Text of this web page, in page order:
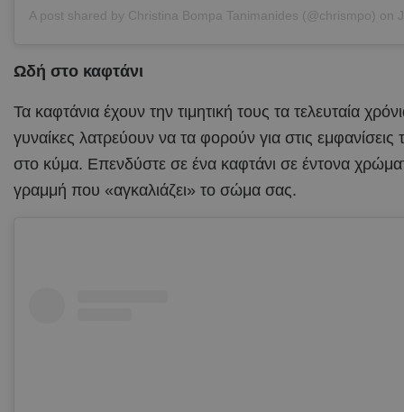
A post shared by Christina Bompa Tanimanides (@chrismpo) on
Ωδή στο καφτάνι
Τα καφτάνια έχουν την τιμητική τους τα τελευταία
γυναίκες λατρεύουν να τα φορούν για στις εμφανίσεις
στο κύμα. Επενδύστε σε ένα καφτάνι σε έντονα
γραμμή που «αγκαλιάζει» το σώμα σας.